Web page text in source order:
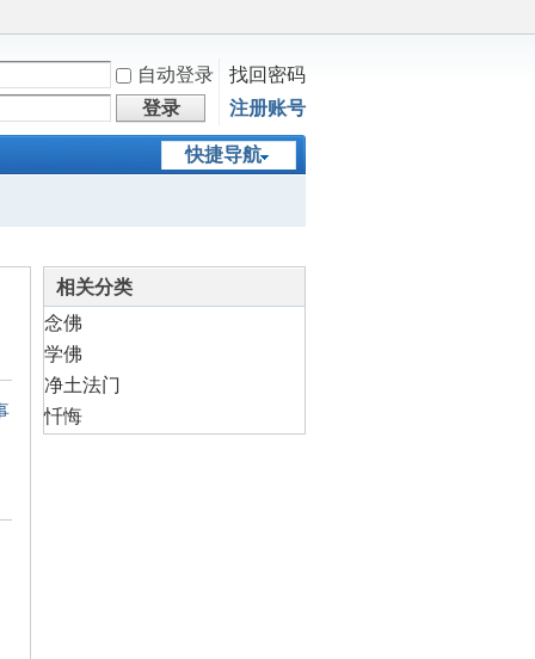
自动登录
找回密码
登录
注册账号
快捷导航
相关分类
念佛
学佛
净土法门
忏悔